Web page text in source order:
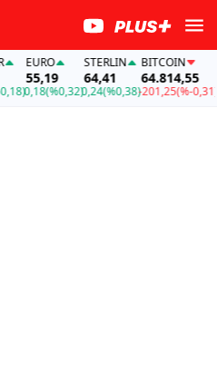
EURO
55,19
0,18(%0,32)
STERLIN
64,41
0,24(%0,38)
BITCOIN
64.814,55
-201,25(%-0,31)